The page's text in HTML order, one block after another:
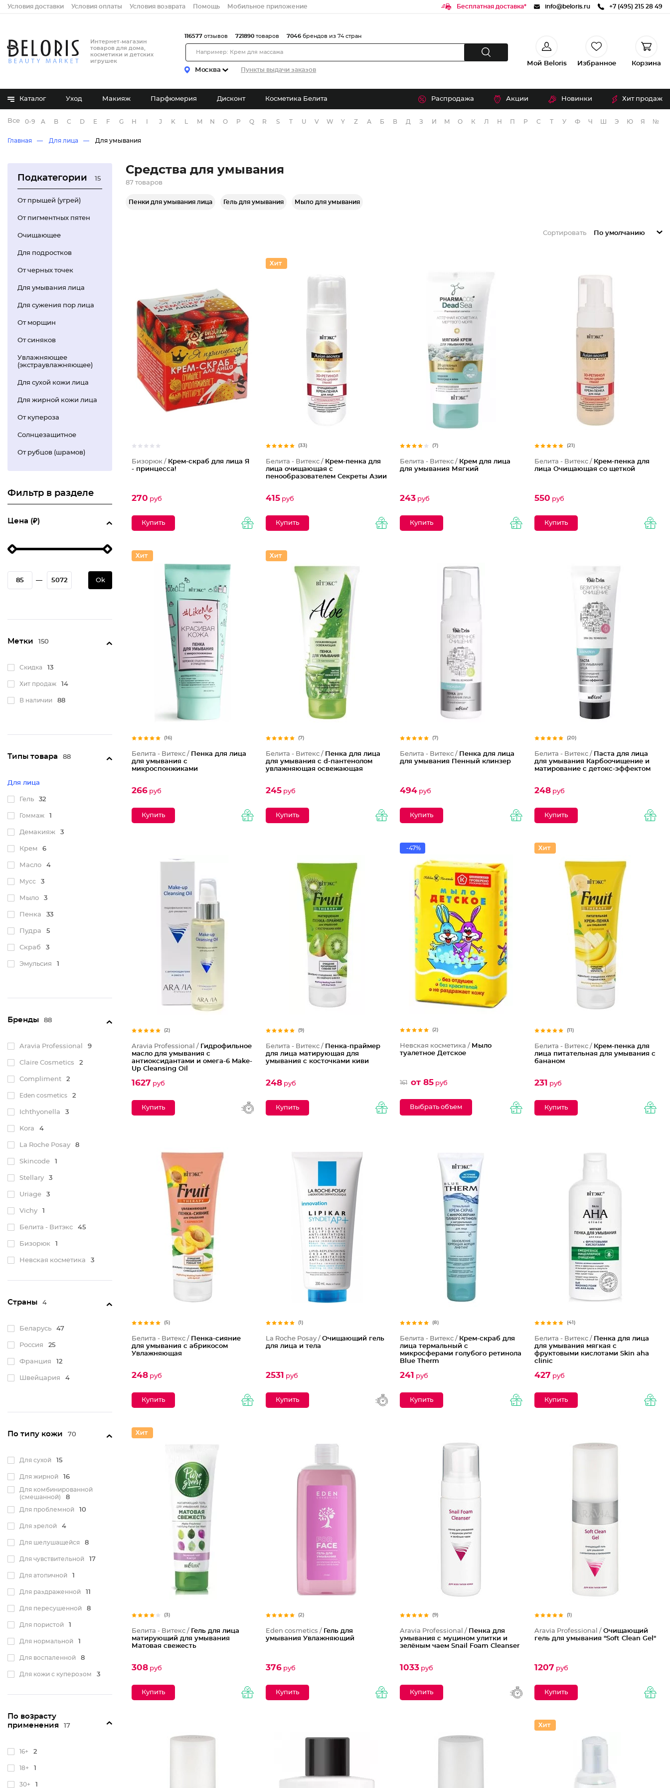
Условия доставки Условия оплаты Условия возврата Помощь Мобильное приложение Бесплатная доставка* info@beloris.ru +7 (495) 215 28 49
Интернет-магазин
товаров для дома,
косметики и детских
игрушек
Москва Пункты выдачи заказов
116577 отзывов 721890 товаров 7046 брендов из 74 стран
Мой Beloris Избранное Корзина
Каталог Уход Макияж Парфюмерия Дисконт Косметика Белита Распродажа Акции Новинки Хит продаж
Все бренды
0-9 A B C D E F G H J K M N O P Q R S T U V W Y Z А Б В Д З И М О К Л Н П Р С Т У Ф Ч Э Ю Я №
Главная Для лица Для умывания
Подкатегории 15
От прыщей (угрей)
От пигментных пятен
Очищающее
Для подростков
От черных точек
Для умывания лица
Для сужения пор лица
От морщин
От синяков
Увлажняющее
(экстраувлажняющее)
Для сухой кожи лица
Для жирной кожи лица
От купероза
Солнцезащитное
От рубцов (шрамов)
Фильтр в разделе
Цена (₽)
— Ok
Метки 150
Скидка 13
Хит продаж 14
В наличии 88
Типы товара 88
Для лица
Гель 32
Гоммаж 1
Демакияж 3
Крем 6
Масло 4
Мусс 3
Мыло 3
Пенка 33
Пудра 5
Скраб 3
Эмульсия 1
Бренды 88
Aravia Professional 9
Claire Cosmetics 2
Compliment 2
Eden cosmetics 2
Ichthyonella 3
Kora 4
La Roche Posay 8
Skincode 1
Stellary 3
Uriage 3
Vichy 1
Белита - Витэкс 45
Бизорюк 1
Невская косметика 3
Страны 4
Беларусь 47
Россия 25
Франция 12
Швейцария 4
По типу кожи 70
Для сухой 15
Для жирной 16
Для комбинированной
(смешанной)
8
Для проблемной 10
Для зрелой 4
Для шелушащейся 8
Для чувствительной 17
Для атопичной 1
Для раздраженной 11
Для пересушенной 8
Для пористой 1
Для нормальной 1
Для воспаленной 8
Для кожи с куперозом 3
По возрасту
применения
17
16+ 2
18+ 1
30+ 1
Средства для умывания
87 товаров
Пенки для умывания лица Гель для умывания Мыло для умывания
Сортировать По умолчанию
Бизорюк / Крем-скраб для лица Я
- принцесса!
270 руб
(33)
Белита - Витекс / Крем-пенка для
лица очищающая с
пенообразователем Секреты Азии
415руб
(7)
Белита - Витекс / Крем для лица
для умывания Мягкий
243 руб
(21)
Белита - Витекс / Крем-пенка для
лица Очищающая со щеткой
550 руб
(16)
Белита - Витекс /
Пенка для лица
для умывания с
микроспонжиками
266руб
(7)
Белита - Витекс /
Пенка для лица
для умывания с d-пантенолом
увлажняющая освежающая
245руб
(7)
Белита - Витекс /
Пенка для лица
для умывания Пенный клинзер
494 руб
(20)
Белита - Витекс /
Паста для лица
для умывания Карбоочищение и
матирование с детокс-эффектом
248руб
(2)
Aravia Professional /
Гидрофильное
масло для умывания с
антиоксидантами и омега-6 Make-
Up Cleansing Oil
1627 руб
(9)
Белита - Витекс /
Пенка-праймер
для лица матирующая для
умывания с косточками киви
248руб
-47%
(2)
Невская косметика / Мыло
туалетное Детское
161 от 85 руб
Выбрать объем
(11)
Белита - Витекс / Крем-пенка для
лица питательная для умывания с
бананом
231 руб
(5)
Белита - Витекс /
Пенка-сияние
для умывания с абрикосом
Увлажняющая
248руб
(1)
La Roche Posay / Очищающий гель
для лица и тела
2531 руб
(8)
Белита - Витекс / Крем-скраб для
лица термальный с
микросферами голубого ретинола
Blue Therm
241 руб
(41)
Белита - Витекс /
Пенка для лица
для умывания мягкая с
фруктовыми кислотами Skin aha
clinic
427 руб
(3)
Белита - Витекс /
Гель для лица
матирующий для умывания
Матовая свежесть
308руб
(2)
Eden cosmetics /
Гель для
умывания Увлажняющий
376руб
(9)
Aravia Professional /
Пенка для
умывания с муцином улитки и
зелёным чаем Snail Foam Cleanser
1033 руб
(1)
Aravia Professional / Очищающий
гель для умывания "Soft Clean Gel"
1207 руб